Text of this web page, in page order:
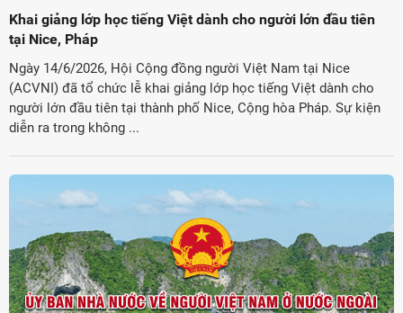
Khai giảng lớp học tiếng Việt dành cho người lớn đầu tiên
tại Nice, Pháp
Ngày 14/6/2026, Hội Cộng đồng người Việt Nam tại Nice
(ACVNI) đã tổ chức lễ khai giảng lớp học tiếng Việt dành cho
người lớn đầu tiên tại thành phố Nice, Cộng hòa Pháp. Sự kiện
diễn ra trong không ...